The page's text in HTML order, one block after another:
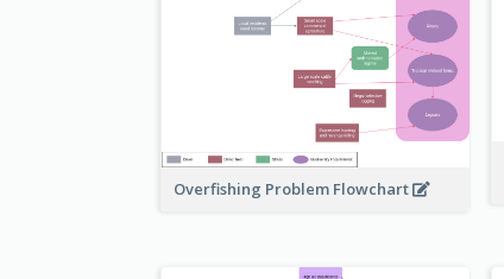
Overfishing Problem Flowchart